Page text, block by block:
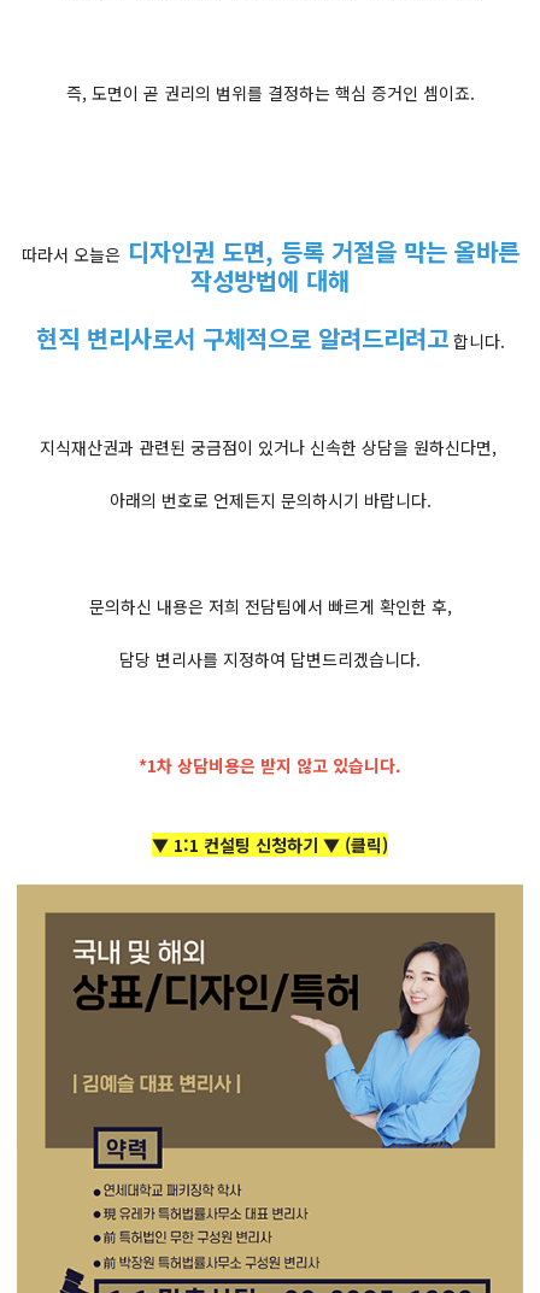
즉, 도면이 곧 권리의 범위를 결정하는 핵심 증거인 셈이죠.
따라서 오늘은디자인권 도면, 등록 거절을 막는 올바른
작성방법에 대해
현직 변리사로서 구체적으로 알려드리려고합니다.
지식재산권과 관련된 궁금점이 있거나 신속한 상담을 원하신다면,
아래의 번호로 언제든지 문의하시기 바랍니다.
문의하신 내용은 저희 전담팀에서 빠르게 확인한 후,
담당 변리사를 지정하여 답변드리겠습니다.
*1차 상담비용은 받지 않고 있습니다.
▼ 1:1 컨설팅 신청하기 ▼ (클릭)